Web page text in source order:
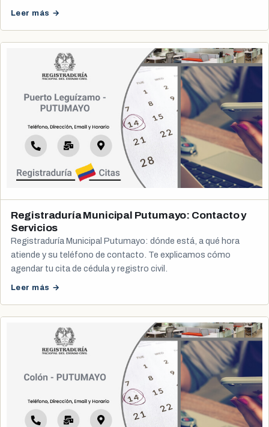
Leer más →
Registraduría Municipal Putumayo: Contacto y
Servicios
Registraduría Municipal Putumayo: dónde está, a qué hora
atiende y su teléfono de contacto. Te explicamos cómo
agendar tu cita de cédula y registro civil.
Leer más →